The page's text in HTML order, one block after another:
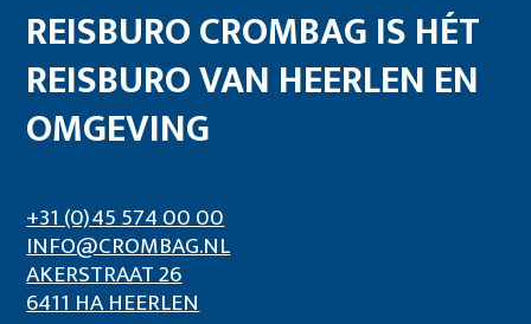
REISBURO CROMBAG IS HÉT
REISBURO VAN HEERLEN EN
OMGEVING
+31 (0)45 574 00 00
INFO@CROMBAG.NL
AKERSTRAAT 26
6411 HA HEERLEN